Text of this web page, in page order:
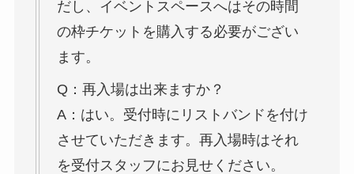
だし、イベントスペースへはその時間
の枠チケットを購入する必要がござい
ます。
Q：再入場は出来ますか？
A：はい。受付時にリストバンドを付け
させていただきます。再入場時はそれ
を受付スタッフにお見せください。